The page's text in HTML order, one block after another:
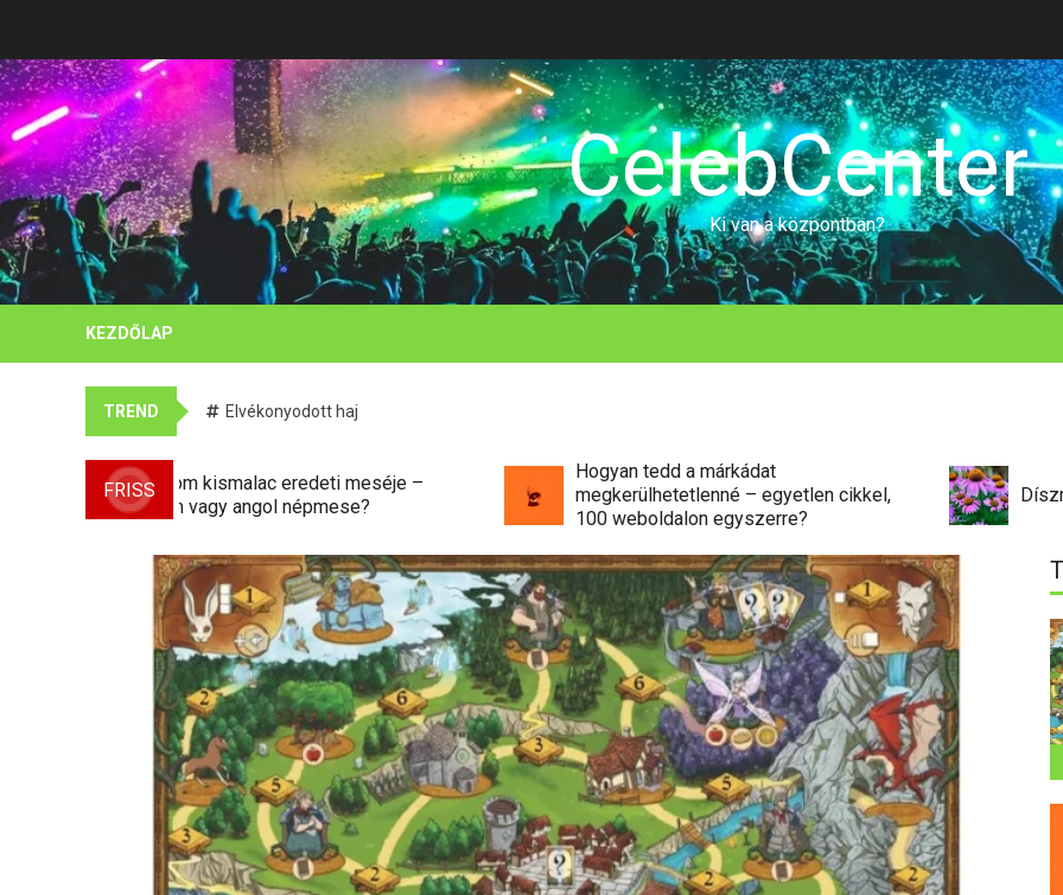
content
CelebCenter
Ki van a központban?
KEZDŐLAP
TREND Elvékonyodott haj
FRISS
A három kismalac eredeti meséje –
Grimm vagy angol népmese?
Hogyan tedd a márkádat
megkerülhetetlenné – egyetlen cikkel,
100 weboldalon egyszerre?